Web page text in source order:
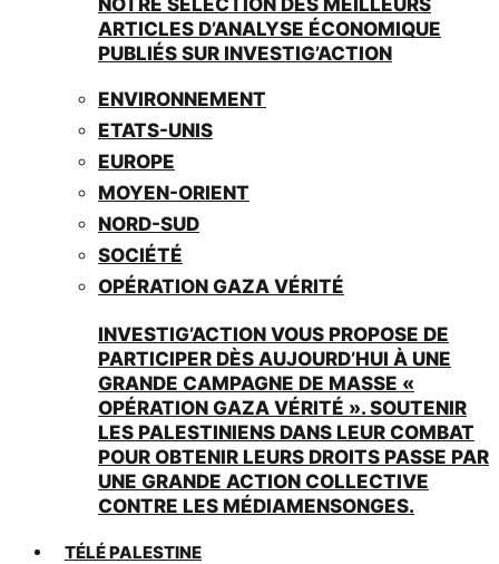
ARTICLES D’ANALYSE ÉCONOMIQUE
PUBLIÉS SUR INVESTIG’ACTION
ENVIRONNEMENT
ETATS-UNIS
EUROPE
MOYEN-ORIENT
NORD-SUD
SOCIÉTÉ
OPÉRATION GAZA VÉRITÉ
INVESTIG’ACTION VOUS PROPOSE DE
PARTICIPER DÈS AUJOURD’HUI À UNE
GRANDE CAMPAGNE DE MASSE «
OPÉRATION GAZA VÉRITÉ ». SOUTENIR
LES PALESTINIENS DANS LEUR COMBAT
POUR OBTENIR LEURS DROITS PASSE PAR
UNE GRANDE ACTION COLLECTIVE
CONTRE LES MÉDIAMENSONGES.
TÉLÉ PALESTINE